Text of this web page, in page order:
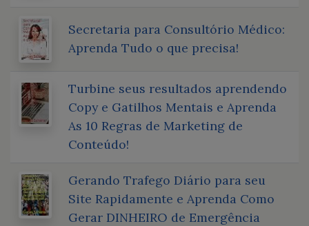
Secretaria para Consultório Médico:
Aprenda Tudo o que precisa!
Turbine seus resultados aprendendo
Copy e Gatilhos Mentais e Aprenda
As 10 Regras de Marketing de
Conteúdo!
Gerando Trafego Diário para seu
Site Rapidamente e Aprenda Como
Gerar DINHEIRO de Emergência